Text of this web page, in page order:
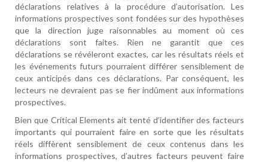
déclarations relatives à la procédure d’autorisation. Les
informations prospectives sont fondées sur des hypothèses
que la direction juge raisonnables au moment où ces
déclarations sont faites. Rien ne garantit que ces
déclarations se révéleront exactes, car les résultats réels et
les événements futurs pourraient différer sensiblement de
ceux anticipés dans ces déclarations. Par conséquent, les
lecteurs ne devraient pas se fier indûment aux informations
prospectives.
Bien que Critical Elements ait tenté d’identifier des facteurs
importants qui pourraient faire en sorte que les résultats
réels diffèrent sensiblement de ceux contenus dans les
informations prospectives, d’autres facteurs peuvent faire